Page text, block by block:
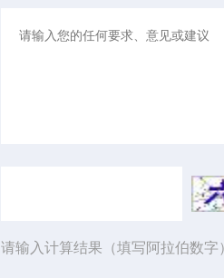
请输入计算结果（填写阿拉伯数字